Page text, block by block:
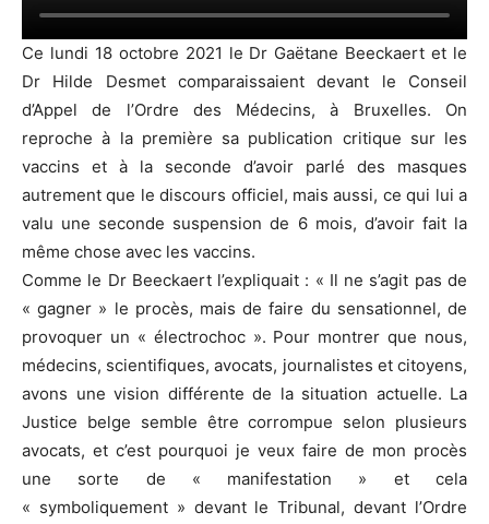
Ce lundi 18 octobre 2021 le Dr Gaëtane Beeckaert et le
Dr Hilde Desmet comparaissaient devant le Conseil
d’Appel de l’Ordre des Médecins, à Bruxelles. On
reproche à la première sa publication critique sur les
vaccins et à la seconde d’avoir parlé des masques
autrement que le discours officiel, mais aussi, ce qui lui a
valu une seconde suspension de 6 mois, d’avoir fait la
même chose avec les vaccins.
Comme le Dr Beeckaert l’expliquait : « Il ne s’agit pas de
« gagner » le procès, mais de faire du sensationnel, de
provoquer un « électrochoc ». Pour montrer que nous,
médecins, scientifiques, avocats, journalistes et citoyens,
avons une vision différente de la situation actuelle. La
Justice belge semble être corrompue selon plusieurs
avocats, et c’est pourquoi je veux faire de mon procès
une sorte de « manifestation » et cela
« symboliquement » devant le Tribunal, devant l’Ordre